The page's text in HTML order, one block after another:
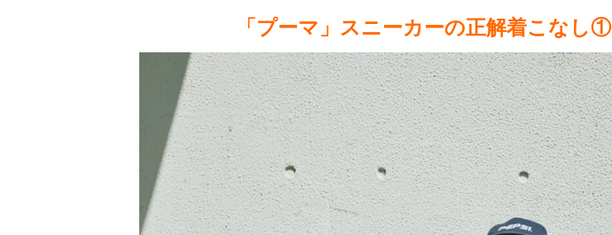
「プーマ」スニーカーの正解着こなし①